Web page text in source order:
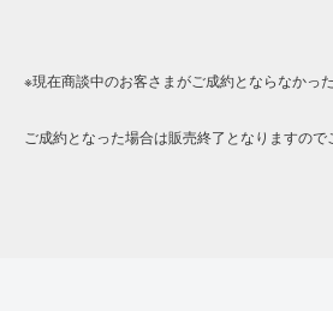
※現在商談中のお客さまがご成約とならなかっ
ご成約となった場合は販売終了となりますので